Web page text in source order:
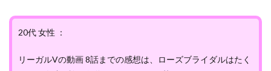
20代 女性 ：
リーガルVの動画 8話までの感想は、ローズブライダルはたく